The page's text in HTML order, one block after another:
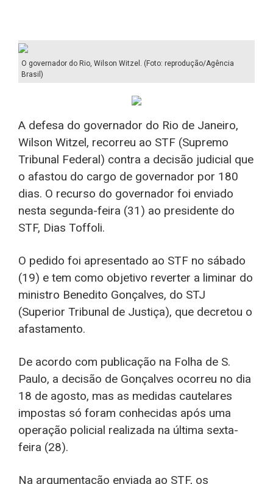
O governador do Rio, Wilson Witzel. (Foto: reprodução/Agência
Brasil)
A defesa do governador do Rio de Janeiro,
Wilson Witzel, recorreu ao STF (Supremo
Tribunal Federal) contra a decisão judicial que
o afastou do cargo de governador por 180
dias. O recurso do governador foi enviado
nesta segunda-feira (31) ao presidente do
STF, Dias Toffoli.
O pedido foi apresentado ao STF no sábado
(19) e tem como objetivo reverter a liminar do
ministro Benedito Gonçalves, do STJ
(Superior Tribunal de Justiça), que decretou o
afastamento.
De acordo com publicação na Folha de S.
Paulo, a decisão de Gonçalves ocorreu no dia
18 de agosto, mas as medidas cautelares
impostas só foram conhecidas após uma
operação policial realizada na última sexta-
feira (28).
Na argumentação enviada ao STF, os